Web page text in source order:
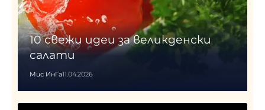
10 свежи идеи за великденски
салати
Мис ИнГа11.04.2026